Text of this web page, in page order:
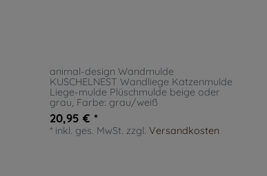
animal-design Wandmulde
KUSCHELNEST Wandliege Katzenmulde
Liege-mulde Plüschmulde beige oder
grau, Farbe: grau/weiß
20,95 € *
* inkl. ges. MwSt. zzgl.Versandkosten